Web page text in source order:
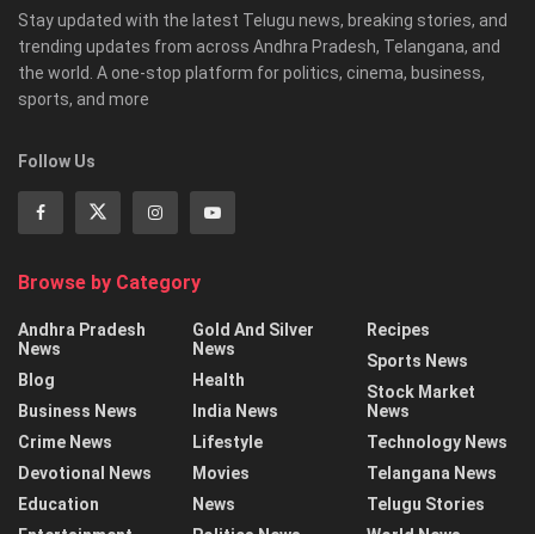
Stay updated with the latest Telugu news, breaking stories, and
trending updates from across Andhra Pradesh, Telangana, and
the world. A one-stop platform for politics, cinema, business,
sports, and more
Follow Us
Browse by Category
Andhra Pradesh
News
Blog
Business News
Crime News
Devotional News
Education
Gold And Silver
News
Health
India News
Lifestyle
Movies
News
Recipes
Sports News
Stock Market
News
Technology News
Telangana News
Telugu Stories